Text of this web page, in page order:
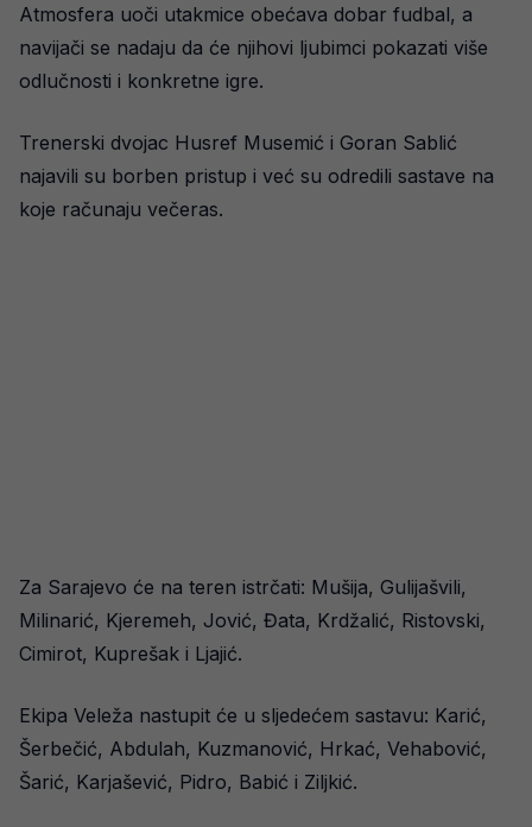
Atmosfera uoči utakmice obećava dobar fudbal, a
navijači se nadaju da će njihovi ljubimci pokazati više
odlučnosti i konkretne igre.
Trenerski dvojac Husref Musemić i Goran Sablić
najavili su borben pristup i već su odredili sastave na
koje računaju večeras.
Za Sarajevo će na teren istrčati: Mušija, Gulijašvili,
Milinarić, Kjeremeh, Jović, Đata, Krdžalić, Ristovski,
Cimirot, Kuprešak i Ljajić.
Ekipa Veleža nastupit će u sljedećem sastavu: Karić,
Šerbečić, Abdulah, Kuzmanović, Hrkać, Vehabović,
Šarić, Karjašević, Pidro, Babić i Ziljkić.